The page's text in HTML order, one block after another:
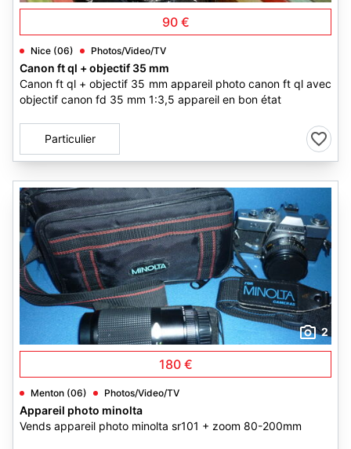
90 €
Nice (06) Photos/Video/TV
Canon ft ql + objectif 35 mm
Canon ft ql + objectif 35 mm appareil photo canon ft ql avec
objectif canon fd 35 mm 1:3,5 appareil en bon état
Particulier
2
180 €
Menton (06) Photos/Video/TV
Appareil photo minolta
Vends appareil photo minolta sr101 + zoom 80-200mm